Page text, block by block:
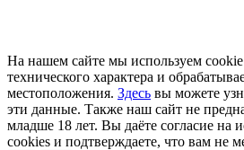
На нашем сайте мы используем
технического характера и
местоположения. Здесь вы можете
эти данные. Также наш сайт не
младше 18 лет. Вы даёте согласие на
cookies и подтверждаете, что вам не